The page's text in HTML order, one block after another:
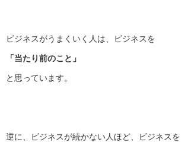
ビジネスがうまくいく人は、ビジネスを
「当たり前のこと」
と思っています。
逆に、ビジネスが続かない人ほど、ビジネスを